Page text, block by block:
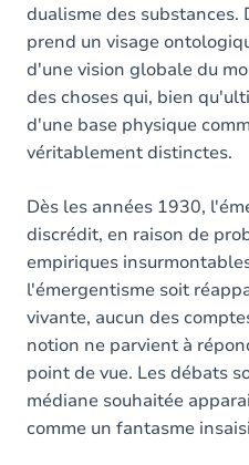
dualisme des substances.
prend un visage
d'une vision globale du
des choses qui, bien
d'une base physique
véritablement distinctes.
Dès les années 1930,
discrédit, en raison de
empiriques
l'émergentisme soit
vivante, aucun des
notion ne parvient à
point de vue. Les débats
médiane souhaitée
comme un fantasme